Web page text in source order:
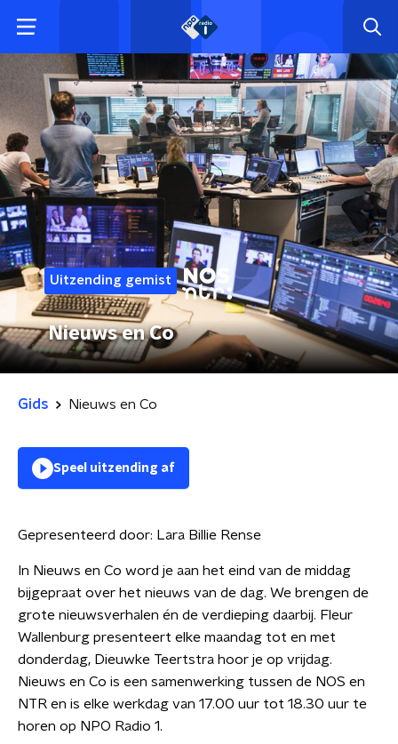
Uitzending gemist
Nieuws en Co
Gids Nieuws en Co
Speel uitzending af
Gepresenteerd door: Lara Billie Rense
In Nieuws en Co word je aan het eind van de middag
bijgepraat over het nieuws van de dag. We brengen de
grote nieuwsverhalen én de verdieping daarbij. Fleur
Wallenburg presenteert elke maandag tot en met
donderdag, Dieuwke Teertstra hoor je op vrijdag.
Nieuws en Co is een samenwerking tussen de NOS en
NTR en is elke werkdag van 17.00 uur tot 18.30 uur te
horen op NPO Radio 1.